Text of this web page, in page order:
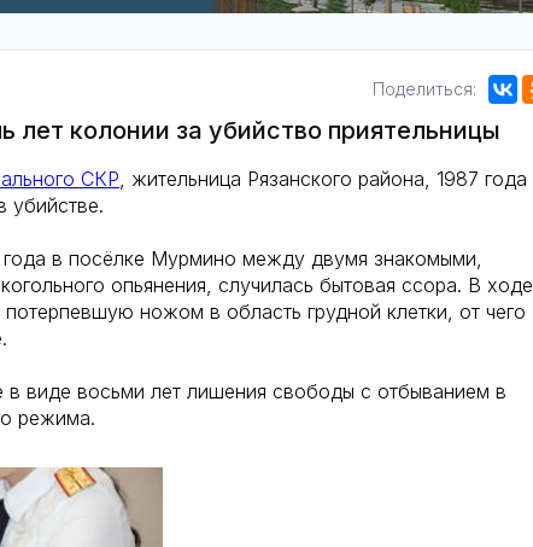
Поделиться:
лет колонии за убийство приятельницы
СКР, жительница Рязанского района, 1987 года
убийстве.
в посёлке Мурмино между двумя знакомыми,
опьянения, случилась бытовая ссора. В ходе
ножом в область грудной клетки, от чего
в виде восьми лет лишения свободы с отбыванием в
режима.